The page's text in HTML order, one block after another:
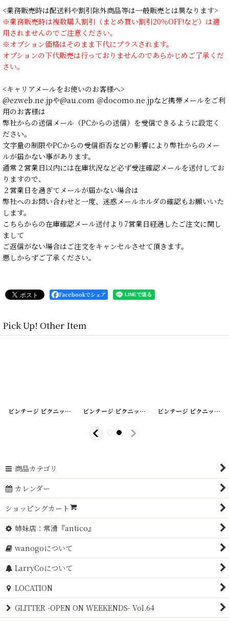
<業務販売時は配送料や割引除外商品等は一般販売とは異なります>
※業務販売時は複数購入割引（まとめ買い割引20％OFF!など）は適
用されませんのでご注意ください。
※オプション価格はそのまま下代にプラスされます。
オプションの下代販売は行っておりませんのであらかじめご了承くだ
さい。
<キャリアメールをお使いのお客様へ>
@ezweb.ne.jpや@au.com ＠docomo.ne.jpなど携帯メールをご利
用のお客様は
弊社からの送信メール（PCからの送信）を受信できるように設定く
ださい。
文字量の制限やPCからの受信拒否などの影響により弊社からのメー
ルが届かない事があります。
通常２営業日以内には在庫状況など必ず受注確認メールを送付してお
りますので、
２営業日を過ぎてメールが届かない場合は
弊社へのお問い合わせと一度、迷惑メールホルダの確認もお願いいた
します。
こちらからの在庫確認メール送付より7営業日経過したご注文に関し
まして
ご返信がない場合はご注文をキャンセルさせて頂きます。
悪しからずご了承ください。
Facebookでシェア
Pick Up! Other Item
2]
[20200408-7]
ビンテージ ピクニックバスケット [20200408-6]
ビンテージ ピクニックバスケット [20200408-5]
ビンテージ ピクニックバスケット
商品カテゴリ
カレンダー
ショッピングカート
姉妹店：常滑『antico』
wanogoについて
LarryCoについて
LOCATION
GLITTER -OPEN ON WEEKENDS- Vol.64